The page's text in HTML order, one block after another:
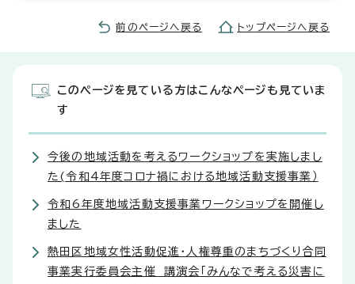
前のページへ戻る トップページへ戻る
このページを見ている方はこんなページも見ていま
す
今後の地域活動を考えるワークショップを実施しまし
た(令和4年度コロナ禍における地域活動支援事業）
令和6年度地域活動支援事業ワークショップを開催し
ました
熱田区地域女性活動促進・人権尊重のまちづくり合同
事業実行委員会主催 講演会「みんなで考える災害に